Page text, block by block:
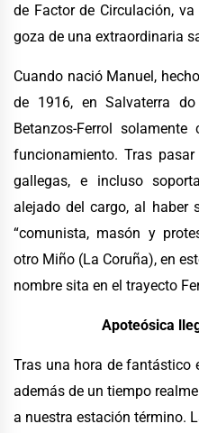
de Factor de Circulación,
goza de una extraordinaria
Cuando nació Manuel,
de 1916, en Salvaterra
Betanzos-Ferrol
funcionamiento. Tras
gallegas, e incluso
alejado del cargo, al haber
“comunista, masón y
otro Miño (La Coruña), en
nombre sita en el trayecto
Apoteósica
Tras una hora de fantástico
además de un tiempo
a nuestra estación término.